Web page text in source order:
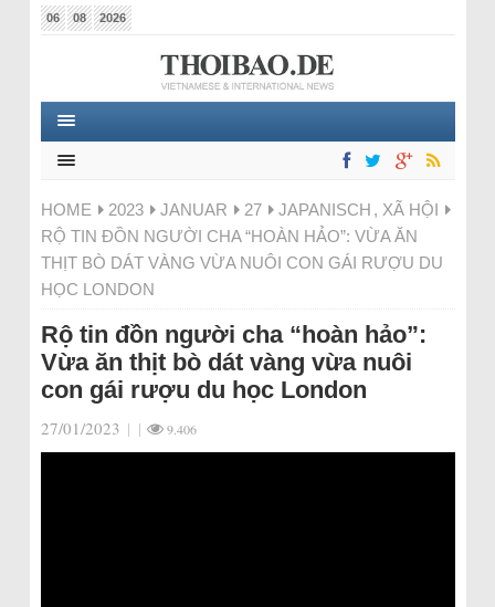
06 08 2026
HOME 2023 JANUAR 27 JAPANISCH , XÃ HỘI
RỘ TIN ĐỒN NGƯỜI CHA “HOÀN HẢO”: VỪA ĂN
THỊT BÒ DÁT VÀNG VỪA NUÔI CON GÁI RƯỢU DU
HỌC LONDON
Rộ tin đồn người cha “hoàn hảo”:
Vừa ăn thịt bò dát vàng vừa nuôi
con gái rượu du học London
27/01/2023 | | 9.406